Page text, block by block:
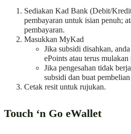
Sediakan Kad Bank (Debit/
pembayaran untuk isian penuh;
pembayaran.
Masukkan MyKad
Jika subsidi disahkan,
ePoints atau terus mulakan
Jika pengesahan tidak
subsidi dan buat
Cetak resit untuk rujukan.
Touch ‘n Go eWallet